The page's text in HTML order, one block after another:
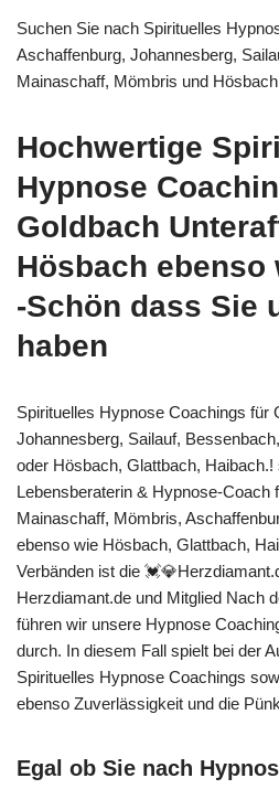
Suchen Sie nach Spirituelles
Aschaffenburg, Johannesberg,
Mainaschaff, Mömbris und
Hochwertige
Hypnose
Goldbach
Hösbach ebenso
-Schön dass Sie
haben
Spirituelles Hypnose Coachings für
Johannesberg, Sailauf,
oder Hösbach, Glattbach,
Lebensberaterin & Hypnose-Coach
Mainaschaff, Mömbris,
ebenso wie Hösbach, Glattbach,
Verbänden ist die
Herzdiamant.de und Mitglied Nach
führen wir unsere Hypnose
durch. In diesem Fall spielt bei der
Spirituelles Hypnose Coachings
ebenso Zuverlässigkeit und die
Egal ob Sie nach